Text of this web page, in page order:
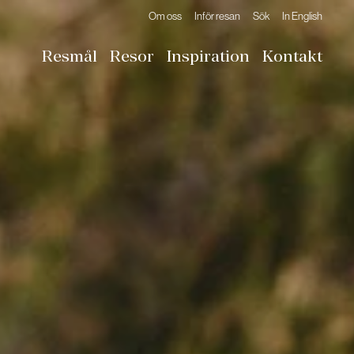
Om oss Inför resan Sök In English
Resmål Resor Inspiration Kontakt